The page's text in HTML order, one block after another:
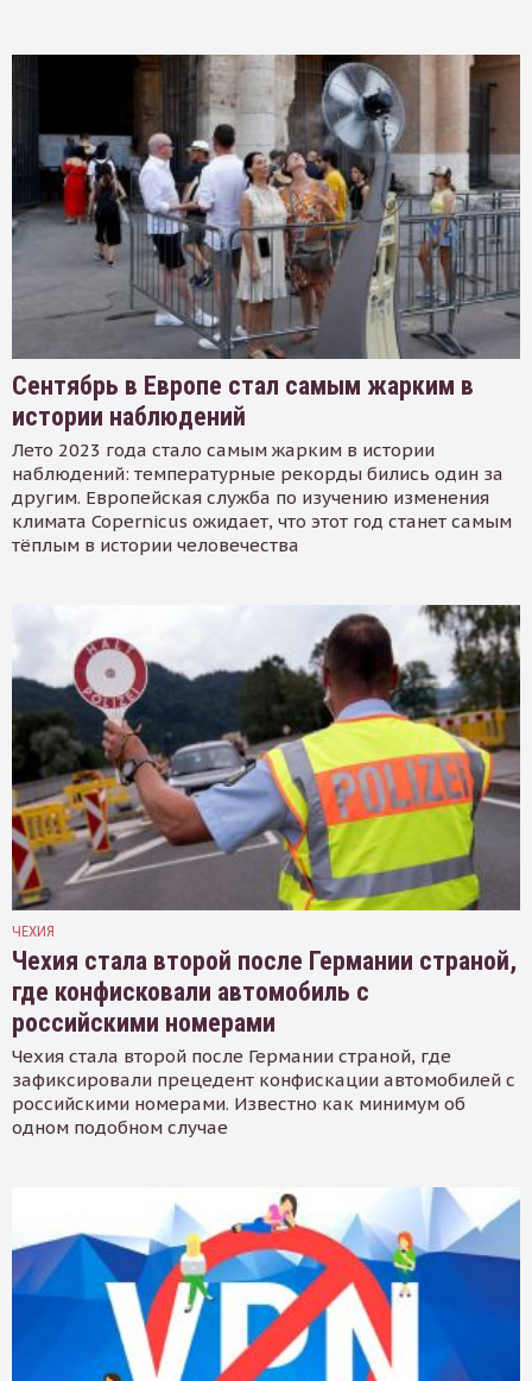
Сентябрь в Европе стал самым жарким в
истории наблюдений
Лето 2023 года стало самым жарким в истории
наблюдений: температурные рекорды бились один за
другим. Европейская служба по изучению изменения
климата Copernicus ожидает, что этот год станет самым
тёплым в истории человечества
ЧЕХИЯ
Чехия стала второй после Германии страной,
где конфисковали автомобиль с
российскими номерами
Чехия стала второй после Германии страной, где
зафиксировали прецедент конфискации автомобилей с
российскими номерами. Известно как минимум об
одном подобном случае